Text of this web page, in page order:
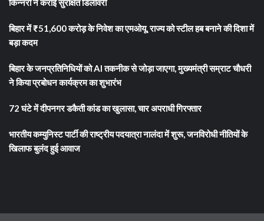
बिहार में ₹51,600 करोड़ के निवेश का एमओयू, राज्य को स्टील हब बनाने की दिशा में
बड़ा कदम
बिहार के जनप्रतिनिधियों को AI तकनीक से जोड़ा जाएगा, मुख्यमंत्री सम्राट चौधरी
ने किया प्रबोधन कार्यक्रम का शुभारंभ
72 घंटे में दीपनगर डकैती कांड का खुलासा, चार अपराधी गिरफ्तार
भारतीय कम्युनिस्ट पार्टी की राष्ट्रीय पदयात्रा नालंदा में शुरू, जनविरोधी नीतियों के
खिलाफ बुलंद हुई आवाज